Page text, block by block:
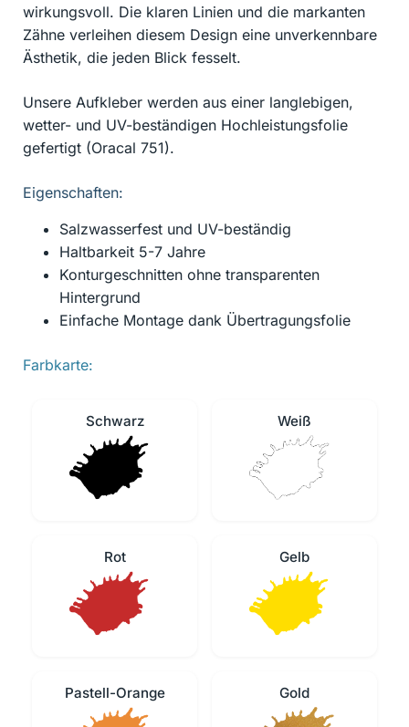
wirkungsvoll. Die klaren Linien und die markanten
Zähne verleihen diesem Design eine unverkennbare
Ästhetik, die jeden Blick fesselt.
Unsere Aufkleber werden aus einer langlebigen,
wetter- und UV-beständigen Hochleistungsfolie
gefertigt (Oracal 751).
Eigenschaften:
Salzwasserfest und UV-beständig
Haltbarkeit 5-7 Jahre
Konturgeschnitten ohne transparenten
Hintergrund
Einfache Montage dank Übertragungsfolie
Farbkarte:
Schwarz Weiß
Rot Gelb
Pastell-Orange Gold